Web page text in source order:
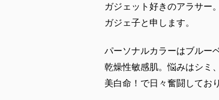
ガジェット好きのアラサー。
ガジェ子と申します。
パーソナルカラーはブルー
乾燥性敏感肌。悩みはシミ
美白命！で日々奮闘してお